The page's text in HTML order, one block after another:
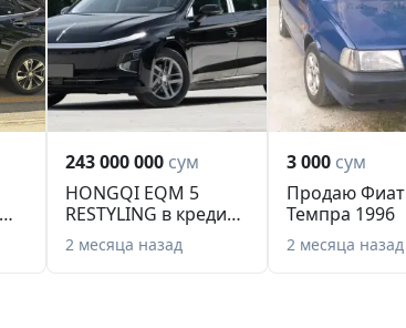
243 000 000 сум
HONGQI EQM 5
RESTYLING в кредит
без справок о дохо...
2 месяца назад
3 000 сум
Продаю Фиат
Темпра 1996
2 месяца назад